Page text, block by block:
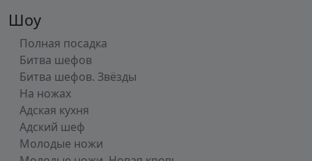
Шоу
Полная посадка
Битва шефов
Битва шефов. Звёзды
На ножах
Адская кухня
Адский шеф
Молодые ножи